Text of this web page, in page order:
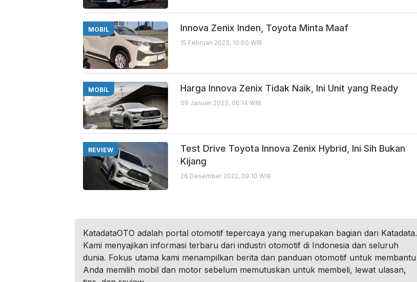
MOBIL Innova Zenix Inden, Toyota Minta Maaf
15 Februari 2023, 10:00 WIB
MOBIL Harga Innova Zenix Tidak Naik, Ini Unit yang Ready
09 Januari 2023, 06:14 WIB
REVIEW
Test Drive Toyota Innova Zenix Hybrid, Ini Sih Bukan
Kijang
26 Desember 2022, 09:10 WIB
KatadataOTO adalah portal otomotif tepercaya yang merupakan bagian dari Katadata.
Kami menyajikan informasi terbaru dari industri otomotif di Indonesia dan seluruh
dunia. Fokus utama kami menampilkan berita dan panduan otomotif untuk membantu
Anda memilih mobil dan motor sebelum memutuskan untuk membeli, lewat ulasan,